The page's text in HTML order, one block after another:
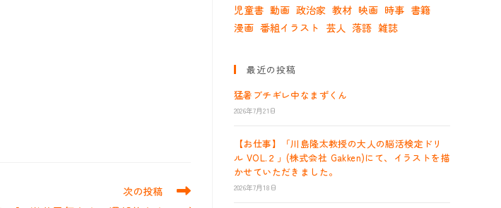
次の投稿
児童書 動画 政治家 教材 映画 時事 書籍
漫画 番組イラスト 芸人 落語 雑誌
最近の投稿
猛暑ブチギレ中なまずくん
2026年7月21日
【お仕事】「川島隆太教授の大人の脳活検定ドリ
ル VOL.２」(株式会社 Gakken)にて、イラストを描
かせていただきました。
2026年7月18日